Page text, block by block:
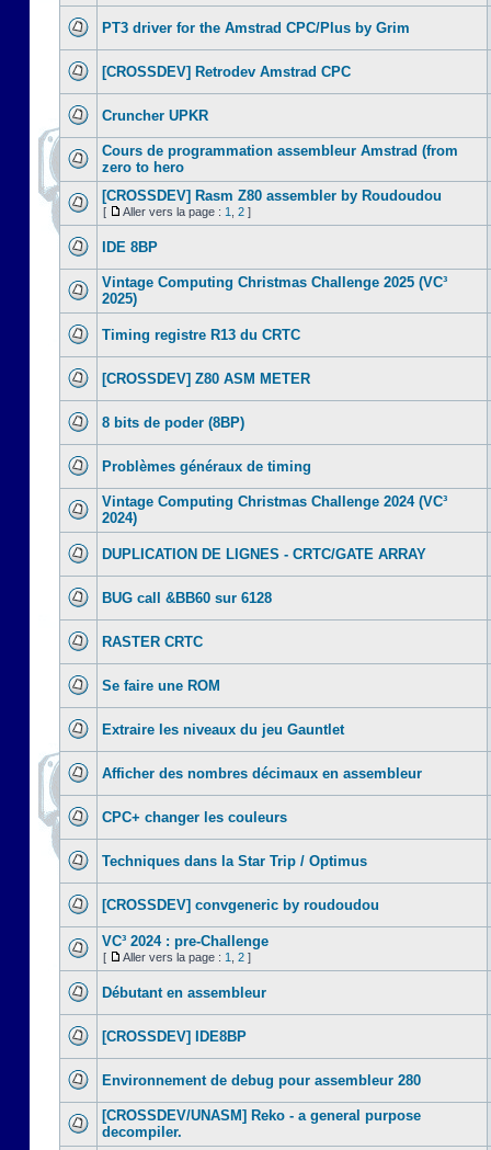
PT3 driver for the Amstrad CPC/Plus by Grim
[CROSSDEV] Retrodev Amstrad CPC
Cruncher UPKR
Cours de programmation assembleur Amstrad (from
zero to hero
[CROSSDEV] Rasm Z80 assembler by Roudoudou
[ Aller vers la page : 1 2 ]
IDE 8BP
Vintage Computing Christmas Challenge 2025 (VC³
2025)
Timing registre R13 du CRTC
[CROSSDEV] Z80 ASM METER
8 bits de poder (8BP)
Problèmes généraux de timing
Vintage Computing Christmas Challenge 2024 (VC³
2024)
DUPLICATION DE LIGNES - CRTC/GATE ARRAY
BUG call &BB60 sur 6128
RASTER CRTC
Se faire une ROM
Extraire les niveaux du jeu Gauntlet
Afficher des nombres décimaux en assembleur
CPC+ changer les couleurs
Techniques dans la Star Trip / Optimus
[CROSSDEV] convgeneric by roudoudou
VC³ 2024 : pre-Challenge
[ Aller vers la page : 1 2 ]
Débutant en assembleur
[CROSSDEV] IDE8BP
Environnement de debug pour assembleur 280
[CROSSDEV/UNASM] Reko - a general purpose
decompiler.